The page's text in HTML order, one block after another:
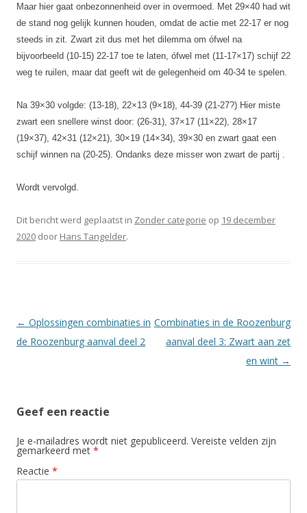
Maar hier gaat onbezonnenheid over in overmoed. Met 29×40 had wit
de stand nog gelijk kunnen houden, omdat de actie met 22-17 er nog
steeds in zit. Zwart zit dus met het dilemma om ófwel na
bijvoorbeeld (10-15) 22-17 toe te laten, ófwel met (11-17×17) schijf 22
weg te ruilen, maar dat geeft wit de gelegenheid om 40-34 te spelen.
Na 39×30 volgde: (13-18), 22×13 (9×18), 44-39 (21-27?) Hier miste
zwart een snellere winst door: (26-31), 37×17 (11×22), 28×17
(19×37), 42×31 (12×21), 30×19 (14×34), 39×30 en zwart gaat een
schijf winnen na (20-25). Ondanks deze misser won zwart de partij .
Wordt vervolgd.
Dit bericht werd geplaatst in Zonder categorie op 19 december
2020 door Hans Tangelder.
Berichtnavigatie
← Oplossingen combinaties in
de Roozenburg aanval deel 2
Combinaties in de Roozenburg
aanval deel 3: Zwart aan zet
en wint →
Geef een reactie
Je e-mailadres wordt niet gepubliceerd. Vereiste velden zijn
gemarkeerd met *
Reactie *